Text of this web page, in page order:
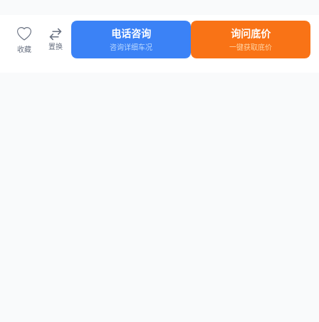
收藏 置换
电话咨询
咨询详细车况
询问底价
一键获取底价
车源 知识 登录